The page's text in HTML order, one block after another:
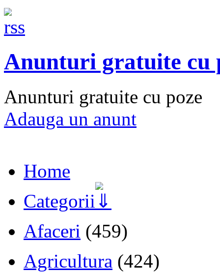
Anunturi gratuite cu
Anunturi gratuite cu poze
Adauga un anunt
Home
Categorii
Afaceri (459)
Agricultura (424)